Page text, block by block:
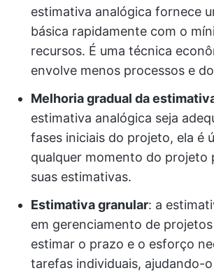
estimativa analógica fornece
básica rapidamente com o
recursos. É uma técnica
envolve menos processos e
Melhoria gradual da
estimativa analógica seja
fases iniciais do projeto, ela é
qualquer momento do projeto
suas estimativas.
Estimativa granular: a
em gerenciamento de projetos
estimar o prazo e o esforço
tarefas individuais, ajudando-